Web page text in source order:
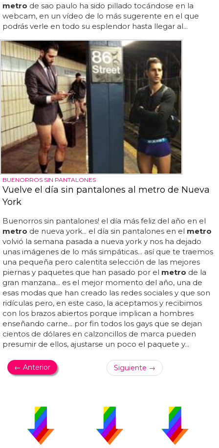
metro de sao paulo ha sido pillado tocándose en la
webcam, en un vídeo de lo más sugerente en el que
podrás verle en todo su esplendor hasta llegar al...
BUENORROS SIN PANTALONES
Vuelve el día sin pantalones al metro de Nueva
York
Buenorros sin pantalones! el día más feliz del año en el
metro de nueva york... el día sin pantalones en el metro
volvió la semana pasada a nueva york y nos ha dejado
unas imágenes de lo más simpáticas... así que te traemos
una pequeña pero calentita selección de las mejores
piernas y paquetes que han pasado por el metro de la
gran manzana... es el mejor momento del año, una de
esas modas que han creado las redes sociales y que son
ridículas pero, en este caso, la aceptamos y recibimos
con los brazos abiertos porque implican a hombres
enseñando carne... por fin todos los gays que se dejan
cientos de dólares en calzoncillos de marca pueden
presumir de ellos, ajustarse un poco el paquete y...
← Anterior Siguiente →